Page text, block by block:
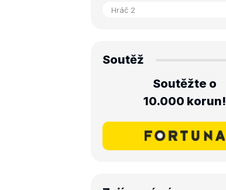
Soutěž
Soutěžte o
10.000 korun!